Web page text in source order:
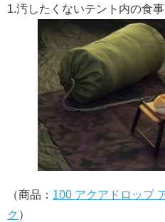
1.汚したくないテント内の食
（商品： 100 アクアドロップ
ク ）